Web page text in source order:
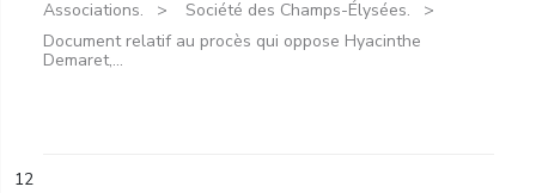
Associations.
Société des Champs-Élysées.
Document relatif au procès qui oppose Hyacinthe
Demaret,...
12